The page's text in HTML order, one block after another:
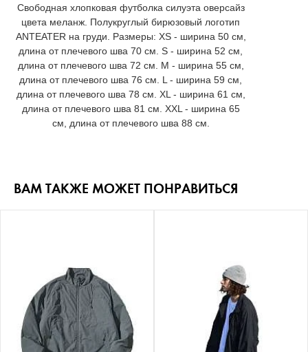
Свободная хлопковая футболка силуэта оверсайз
цвета меланж. Полукруглый бирюзовый логотип
ANTEATER на груди. Размеры: XS - ширина 50 см,
длина от плечевого шва 70 см. S - ширина 52 см,
длина от плечевого шва 72 см. M - ширина 55 см,
длина от плечевого шва 76 см. L - ширина 59 см,
длина от плечевого шва 78 см. XL - ширина 61 см,
длина от плечевого шва 81 см. XXL - ширина 65
см, длина от плечевого шва 88 см.
ВАМ ТАКЖЕ МОЖЕТ ПОНРАВИТЬСЯ